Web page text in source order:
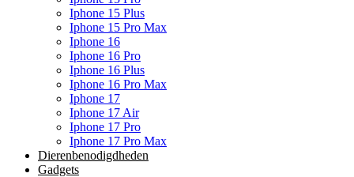
Iphone 15 Plus
Iphone 15 Pro Max
Iphone 16
Iphone 16 Pro
Iphone 16 Plus
Iphone 16 Pro Max
Iphone 17
Iphone 17 Air
Iphone 17 Pro
Iphone 17 Pro Max
Dierenbenodigdheden
Gadgets